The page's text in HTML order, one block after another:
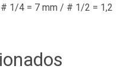
# 1/4 = 7 mm / # 1/2 = 1,2